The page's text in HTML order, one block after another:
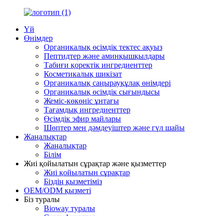
Үй
Өнімдер
Органикалық өсімдік тектес ақуыз
Пептидтер және аминқышқылдары
Табиғи қоректік ингредиенттер
Косметикалық шикізат
Органикалық саңырауқұлақ өнімдері
Органикалық өсімдік сығындысы
Жеміс-көкөніс ұнтағы
Тағамдық ингредиенттер
Өсімдік эфир майлары
Шөптер мен дәмдеуіштер және гүл шайы
Жаңалықтар
Жаңалықтар
Білім
Жиі қойылатын сұрақтар және қызметтер
Жиі қойылатын сұрақтар
Біздің қызметіміз
OEM/ODM қызметі
Біз туралы
Bioway туралы